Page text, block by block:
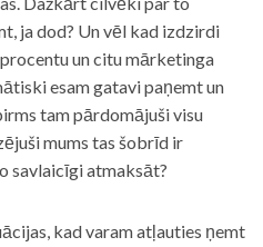
ja dod? Un vēl kad izdzirdi
un citu mārketinga
esam gatavi paņemt un
tam pārdomājuši visu
mums tas šobrīd ir
savlaicīgi atmaksāt?
kad varam atļauties ņemt